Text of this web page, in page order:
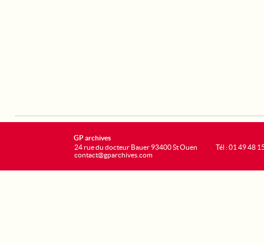
GP archives
24 rue du docteur Bauer 93400 St Ouen
contact@gparchives.com
Tél : 01 49 48